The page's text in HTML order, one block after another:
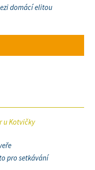
domácí elitou
u Kotvičky
pro setkávání